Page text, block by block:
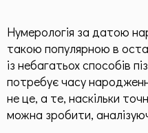
Статті
Дитяча Матриця
Гроші по методу
Нумерологія за датою
такою популярною в
із небагатьох способів
потребує часу
не це, а те, наскільки
можна зробити,